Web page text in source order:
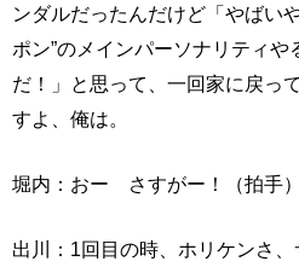
ンダルだったんだけど「やばい
ポン”のメインパーソナリティ
だ！」と思って、一回家に戻っ
すよ、俺は。
堀内：おー さすがー！（拍手）
出川：1回目の時、ホリケンさ